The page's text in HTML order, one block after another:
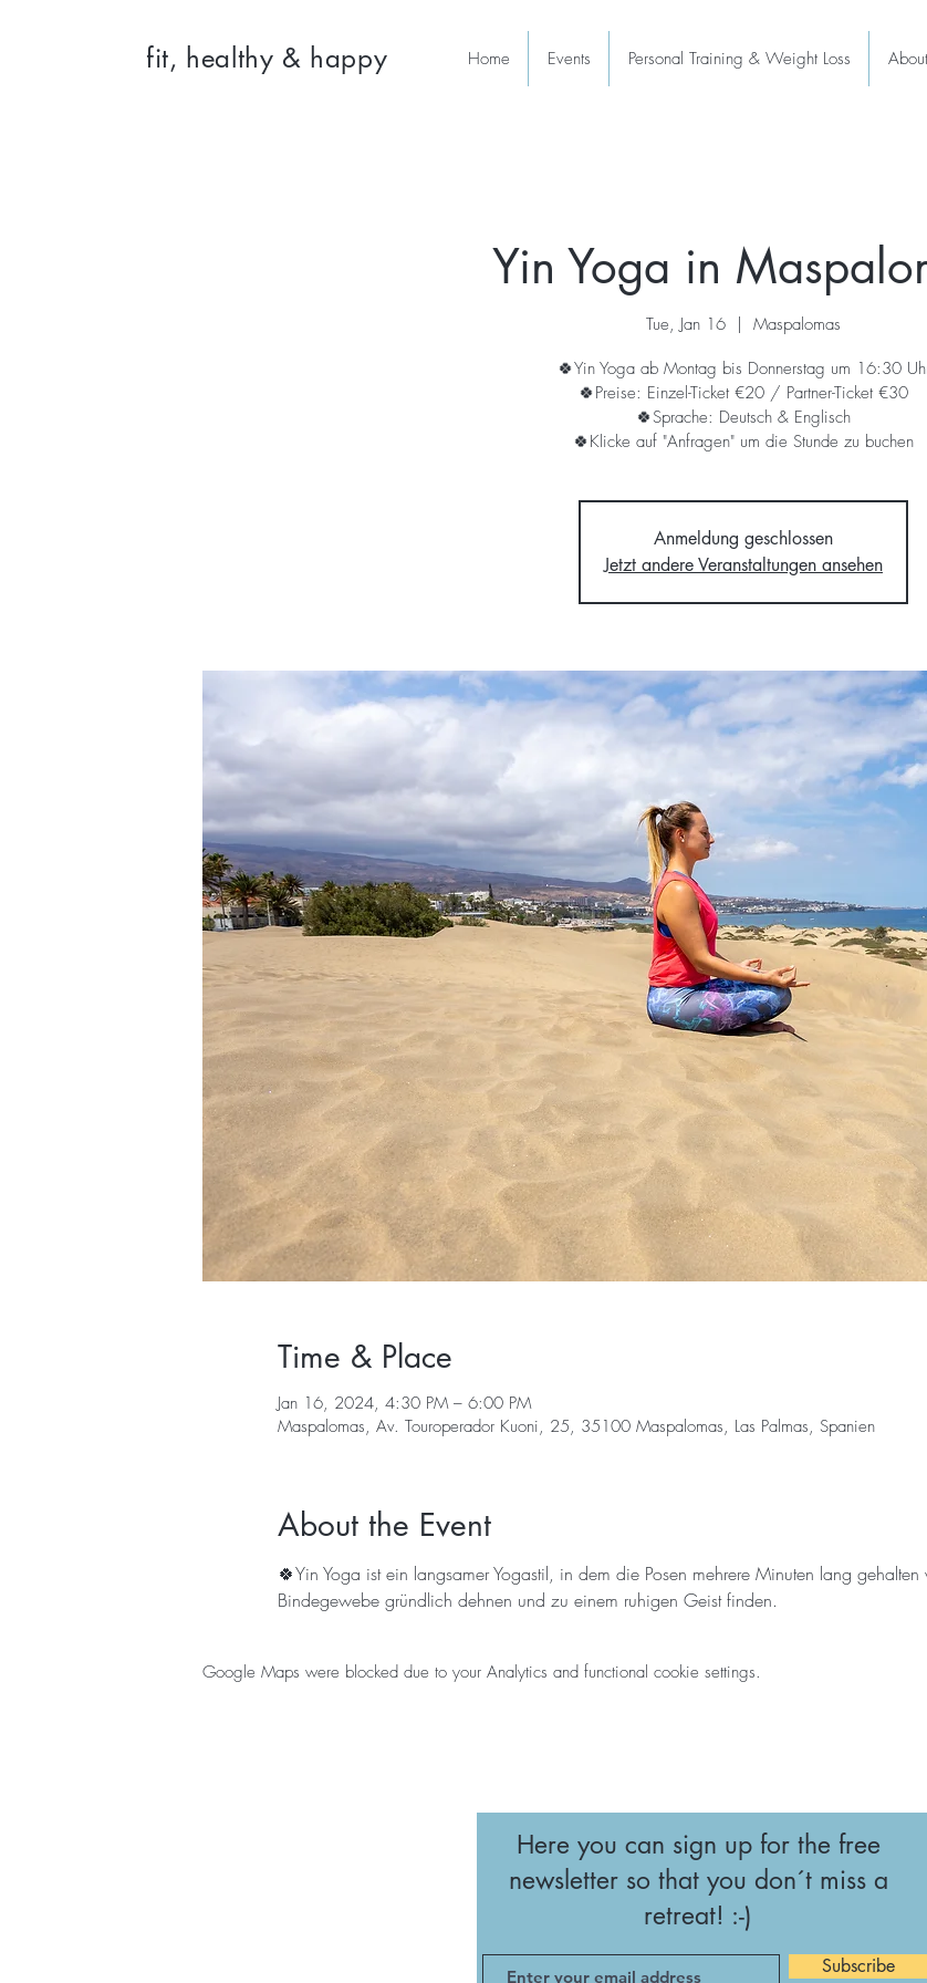
Home Events Personal Training & Weight Loss
fit, healthy & happy
Yin Yoga in
Tue, Jan 16
  |
Maspalomas
🍀Yin Yoga ab Montag bis Donnerstag um 16:30
🍀Preise: Einzel-Ticket €20 / Partner-Ticket €30
🍀Sprache: Deutsch & Englisch
🍀Klicke auf "Anfragen" um die Stunde zu buchen
Anmeldung geschlossen
Jetzt andere Veranstaltungen ansehen
Time & Place
Jan 16, 2024, 4:30 PM – 6:00 PM
Maspalomas, Av. Touroperador Kuoni, 25, 35100 Maspalomas, Las Palmas, Spanien
About the Event
🍀Yin Yoga ist ein langsamer Yogastil, in dem die Posen mehrere Minuten lang
Bindegewebe gründlich dehnen und zu einem ruhigen Geist finden.
Google Maps were blocked due to your Analytics and functional cookie settings.
Here you can sign up for the free
newsletter so that you don´t miss a
retreat! :-)
Subscribe